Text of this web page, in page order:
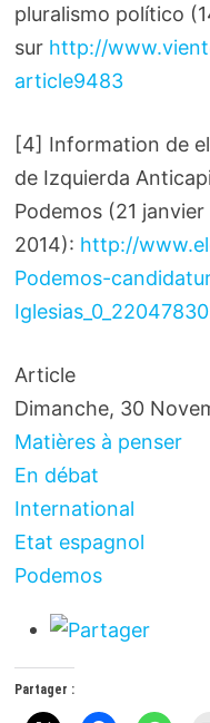
pluralismo político
sur http://
article9483
[4] Information de
de Izquierda
Podemos (21 janvier
2014): http://
Podemos-
Article
Dimanche, 30
Matières à penser
En débat
International
Etat espagnol
Podemos
Partager :